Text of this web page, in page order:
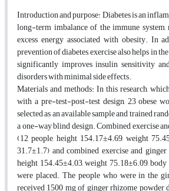
Introduction and purpose: Diabetes is an
long-term imbalance of the immune
excess energy associated with obesity. In
prevention of diabetes, exercise also helps in
significantly improves insulin sensitivity
disorders with minimal side effects.
Materials and methods: In this research,
with a pre-test-post-test design, 23 obese
selected as an available sample and trained
a one-way blind design. Combined exercise
(12 people, height 154.17±4.69, weight
31.7±1.7) and combined exercise and
height 154.45±4.03, weight 75.18±6.09,
were placed. The people who were in the